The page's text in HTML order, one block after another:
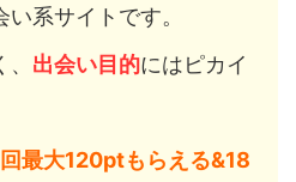
系サイトです。
出会い目的にはピカイ
最大120ptもらえる&18